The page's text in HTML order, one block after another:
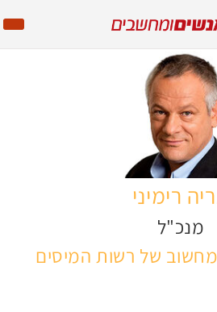
רימיני
מנכ"ל
של רשות המיסים